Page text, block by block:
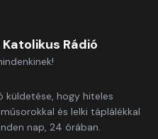
Rádió
küldetése, hogy hiteles
és lelki táplálékkal
nap, 24 órában.